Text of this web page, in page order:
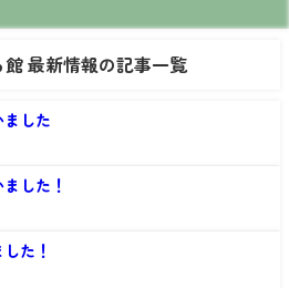
最新情報の記事一覧
した
した！
た！